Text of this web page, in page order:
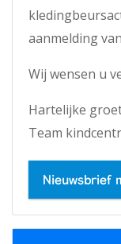
aanmelding
Wij wensen u
Hartelijke
Team
Nieuwsbrief